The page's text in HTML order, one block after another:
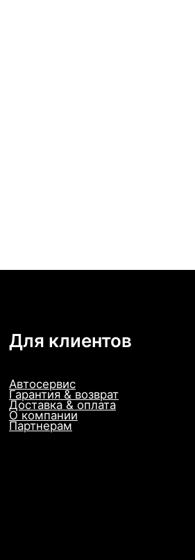
Для клиентов
Автосервис
Гарантия & возврат
Доставка & оплата
О компании
Партнерам